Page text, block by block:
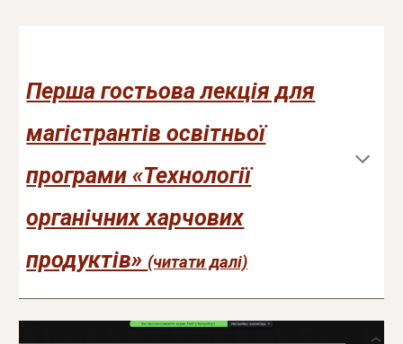
Перша гостьова лекція для
магістрантів освітньої
програми «Технології
органічних харчових
продуктів» (читати далі)